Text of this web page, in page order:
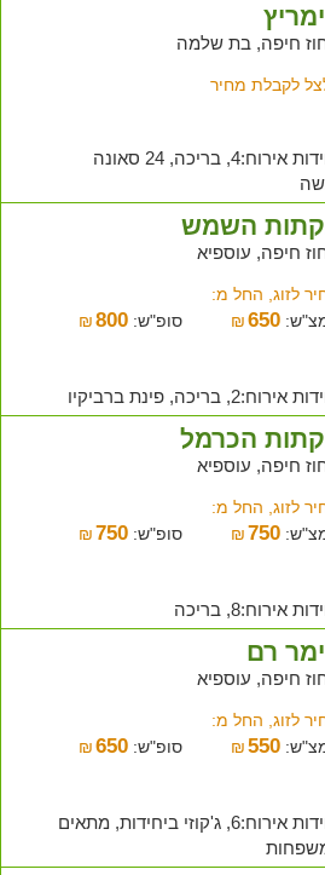
חיפה, בת שלמה
לקבלת מחיר
יחידות אירוח:4, בריכה, 24 סאונה
השמש
חיפה, עוספיא
לזוג, החל מ:
₪650 סופ"ש: ₪ 800
אירוח:2, בריכה, פינת ברביקיו
הכרמל
חיפה, עוספיא
לזוג, החל מ:
₪750 סופ"ש: ₪ 750
אירוח:8, בריכה
רם
חיפה, עוספיא
לזוג, החל מ:
₪550 סופ"ש: ₪ 650
יחידות אירוח:6, ג'קוזי ביחידות, מתאים